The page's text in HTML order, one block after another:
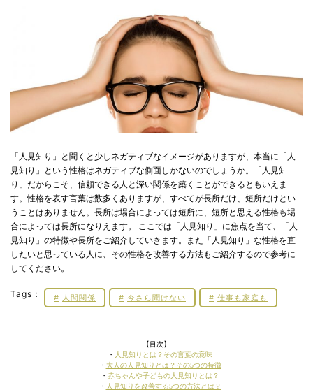
「人見知り」と聞くと少しネガティブなイメージがありますが、本当に「人
見知り」という性格はネガティブな側面しかないのでしょうか。「人見知
り」だからこそ、信頼できる人と深い関係を築くことができるともいえま
す。性格を表す言葉は数多くありますが、すべてが長所だけ、短所だけとい
うことはありません。長所は場合によっては短所に、短所と思える性格も場
合によっては長所になりえます。 ここでは「人見知り」に焦点を当て、「人
見知り」の特徴や長所をご紹介していきます。また「人見知り」な性格を直
したいと思っている人に、その性格を改善する方法もご紹介するので参考に
してください。
Tags： 人間関係 今さら聞けない 仕事も家庭も
【目次】
・
人見知りとは？その言葉の意味
・ 大人の人見知りとは？その5つの特徴
・ 赤ちゃんや子どもの人見知りとは？
・
人見知りを改善する5つの方法とは？